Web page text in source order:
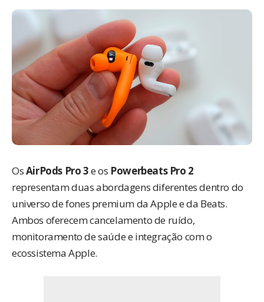
OsAirPods Pro 3e os Powerbeats Pro 2
representam duas abordagens diferentes dentro do
universo de fones premium da Apple e da Beats.
Ambos oferecem cancelamento de ruído,
monitoramento de saúde e integração com o
ecossistema Apple.